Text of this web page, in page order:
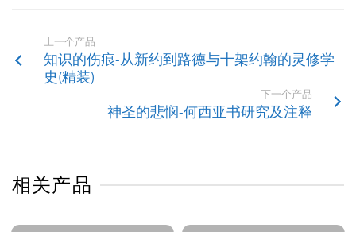
上一个产品
知识的伤痕-从新约到路德与十架约翰的灵修学
史(精装)
下一个产品
神圣的悲悯-何西亚书研究及注释
相关产品